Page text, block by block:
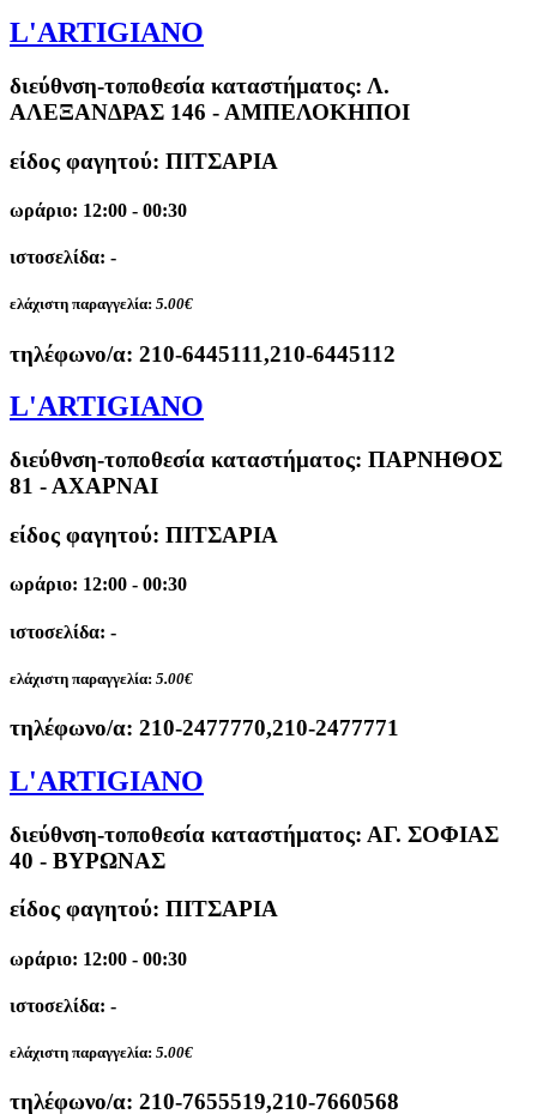
L'ARTIGIANO
διεύθνση-τοποθεσία καταστήματος: Λ.
ΑΛΕΞΑΝΔΡΑΣ 146 - ΑΜΠΕΛΟΚΗΠΟΙ
είδος φαγητού: ΠΙΤΣΑΡΙΑ
ωράριο: 12:00 - 00:30
ιστοσελίδα: -
ελάχιστη παραγγελία: 5.00€
τηλέφωνο/α: 210-6445111,210-6445112
L'ARTIGIANO
διεύθνση-τοποθεσία καταστήματος: ΠΑΡΝΗΘΟΣ
81 - ΑΧΑΡΝΑΙ
είδος φαγητού: ΠΙΤΣΑΡΙΑ
ωράριο: 12:00 - 00:30
ιστοσελίδα: -
ελάχιστη παραγγελία: 5.00€
τηλέφωνο/α: 210-2477770,210-2477771
L'ARTIGIANO
διεύθνση-τοποθεσία καταστήματος: ΑΓ. ΣΟΦΙΑΣ
40 - ΒΥΡΩΝΑΣ
είδος φαγητού: ΠΙΤΣΑΡΙΑ
ωράριο: 12:00 - 00:30
ιστοσελίδα: -
ελάχιστη παραγγελία: 5.00€
τηλέφωνο/α: 210-7655519,210-7660568